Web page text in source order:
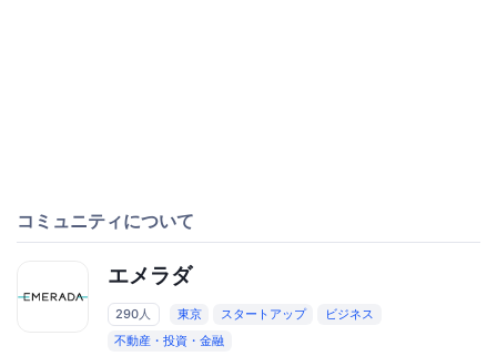
コミュニティについて
エメラダ
290人 東京 スタートアップ
ビジネス
不動産・投資・金融